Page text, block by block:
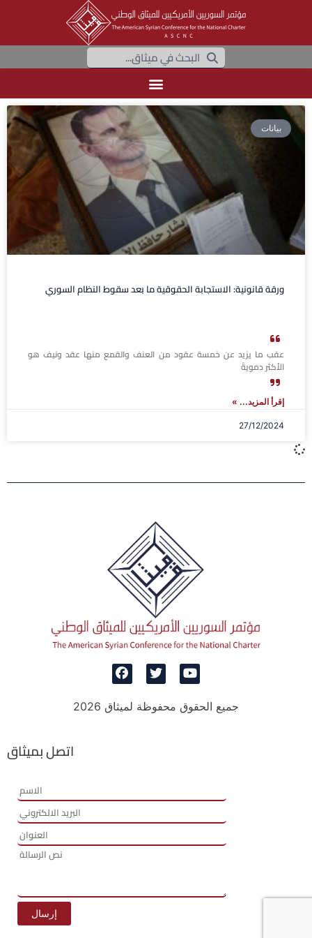
بيانات
ورقة قانونية: الاستجابة الحقوقية ما بعد سقوط النظام السوري
عقب ما يزيد عن خمسة عقود من العنف والقمع منها عقد ونيف هو
الأكثر دمويةً
إقرأ المزيد... »
27/12/2024
جميع الحقوق محفوظة لميثاق 2026
اتصل بميثاق